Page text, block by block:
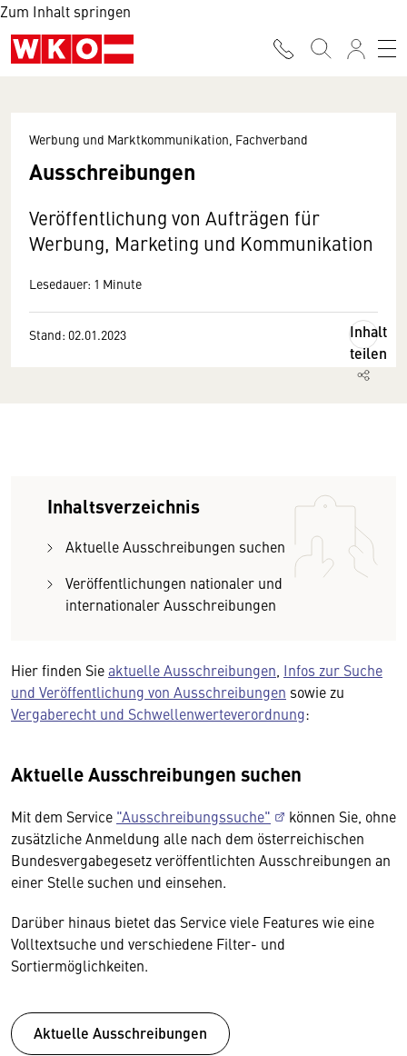
Zum Inhalt springen
Werbung und Marktkommunikation, Fachverband
Ausschreibungen
Veröffentlichung von Aufträgen für
Werbung, Marketing und Kommunikation
Lesedauer: 1 Minute
Stand: 02.01.2023
Inhalt
teilen
Inhaltsverzeichnis
Aktuelle Ausschreibungen suchen
Veröffentlichungen nationaler und
internationaler Ausschreibungen
Hier finden Sieaktuelle Ausschreibungen Infos zur Suche
und Veröffentlichung von Ausschreibungen sowie zu
Vergaberecht und Schwellenwerteverordnung:
Aktuelle Ausschreibungen suchen
Mit dem Service "Ausschreibungssuche"
können Sie, ohne
zusätzliche Anmeldung alle nach dem österreichischen
Bundesvergabegesetz veröffentlichten Ausschreibungen an
einer Stelle suchen und einsehen.
Darüber hinaus bietet das Service viele Features wie eine
Volltextsuche und verschiedene Filter- und
Sortiermöglichkeiten.
Aktuelle Ausschreibungen